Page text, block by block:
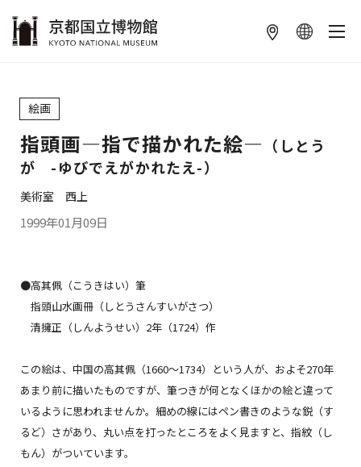
絵画
指頭画―指で描かれた絵― （しとう
が -ゆびでえがかれたえ-）
美術室 西上
1999年01月09日
●高其佩（こうきはい）筆
指頭山水画冊（しとうさんすいがさつ）
清擁正（しんようせい）2年（1724）作
この絵は、中国の高其佩（1660～1734）という人が、およそ270年
あまり前に描いたものですが、筆つきが何となくほかの絵と違って
いるように思われませんか。細めの線にはペン書きのような鋭（す
るど）さがあり、丸い点を打ったところをよく見ますと、指紋（し
もん）がついています。